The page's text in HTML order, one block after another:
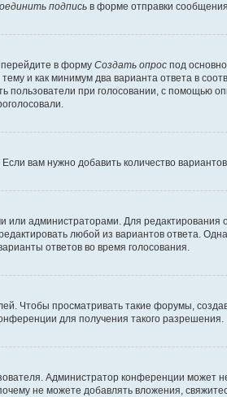
подпись в форме отправки
в форму Создать опрос под
и как минимум два варианта ответа в
пользователи при голосовании, с помощью
вам нужно добавить количество
администраторами. Для
любой из вариантов ответа.
ответов во время голосования.
Чтобы просматривать такие форумы,
для получения такого разрешения.
Администратор конференции
не можете добавлять вложения,